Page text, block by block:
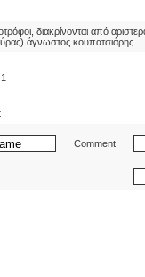
διακρίνονται από
άγνωστος κουπατσιάρης
Comment